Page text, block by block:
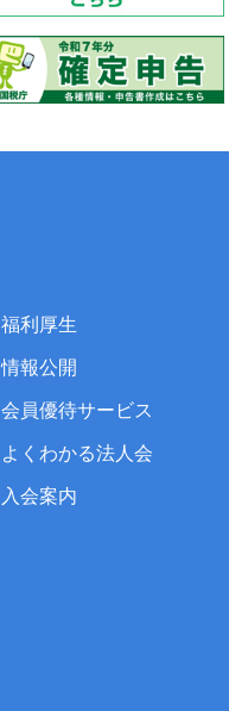
福利厚生
情報公開
会員優待サービス
よくわかる法人会
入会案内